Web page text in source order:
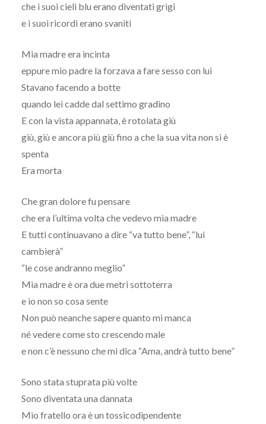
che i suoi cieli blu erano diventati grigi
e i suoi ricordi erano svaniti
Mia madre era incinta
eppure mio padre la forzava a fare sesso con lui
Stavano facendo a botte
quando lei cadde dal settimo gradino
E con la vista appannata, è rotolata giù
giù, giù e ancora più giù fino a che la sua vita non si è
spenta
Era morta
Che gran dolore fu pensare
che era l’ultima volta che vedevo mia madre
E tutti continuavano a dire “va tutto bene”, “lui
cambierà”
“le cose andranno meglio”
Mia madre è ora due metri sottoterra
e io non so cosa sente
Non può neanche sapere quanto mi manca
né vedere come sto crescendo male
e non c’è nessuno che mi dica “Ama, andrà tutto bene”
Sono stata stuprata più volte
Sono diventata una dannata
Mio fratello ora è un tossicodipendente